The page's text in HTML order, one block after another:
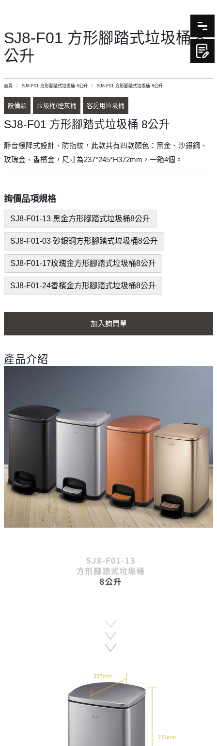
SJ8-F01 方形腳踏式垃圾桶 8
公升
首頁 SJ8-F01 方形腳踏式垃圾桶 8公升 SJ8-F01 方形腳踏式垃圾桶 8公升
設備類 垃圾桶/煙灰桶 客房用垃圾桶
SJ8-F01 方形腳踏式垃圾桶 8公升
靜音緩降式設計、防指紋，此款共有四款顏色：黑金、沙銀鋼、
玫瑰金、香檳金，尺寸為237*245*H372mm，一箱4個。
詢價品項規格
SJ8-F01-13 黑金方形腳踏式垃圾桶8公升
SJ8-F01-03 砂銀鋼方形腳踏式垃圾桶8公升
SJ8-F01-17玫瑰金方形腳踏式垃圾桶8公升
SJ8-F01-24香檳金方形腳踏式垃圾桶8公升
加入詢問單
產品介紹